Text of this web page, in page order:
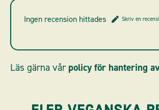
Ingen recension hittades Skriv en
Läs gärna vår policy för hantering